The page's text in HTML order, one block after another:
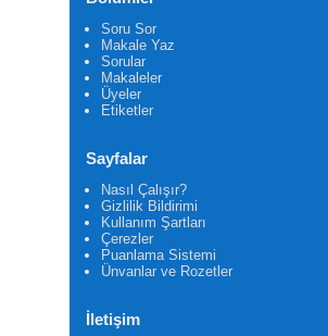
Soru Sor
Makale Yaz
Sorular
Makaleler
Üyeler
Etiketler
Sayfalar
Nasıl Çalışır?
Gizlilik Bildirimi
Kullanım Şartları
Çerezler
Puanlama Sistemi
Ünvanlar ve Rozetler
İletişim